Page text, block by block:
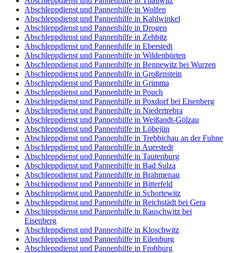
Abschleppdienst und Pannenhilfe in Wolfen
Abschleppdienst und Pannenhilfe in Kahlwinkel
Abschleppdienst und Pannenhilfe in Drogen
Abschleppdienst und Pannenhilfe in Zehbitz
Abschleppdienst und Pannenhilfe in Eberstedt
Abschleppdienst und Pannenhilfe in Wildenbörten
Abschleppdienst und Pannenhilfe in Bennewitz bei Wurzen
Abschleppdienst und Pannenhilfe in Großenstein
Abschleppdienst und Pannenhilfe in Grimma
Abschleppdienst und Pannenhilfe in Pouch
Abschleppdienst und Pannenhilfe in Poxdorf bei Eisenberg
Abschleppdienst und Pannenhilfe in Niedertrebra
Abschleppdienst und Pannenhilfe in Weißandt-Gölzau
Abschleppdienst und Pannenhilfe in Löbejün
Abschleppdienst und Pannenhilfe in Trebbichau an der Fuhne
Abschleppdienst und Pannenhilfe in Auerstedt
Abschleppdienst und Pannenhilfe in Tautenburg
Abschleppdienst und Pannenhilfe in Bad Sulza
Abschleppdienst und Pannenhilfe in Brahmenau
Abschleppdienst und Pannenhilfe in Bitterfeld
Abschleppdienst und Pannenhilfe in Schortewitz
Abschleppdienst und Pannenhilfe in Reichstädt bei Gera
Abschleppdienst und Pannenhilfe in Rauschwitz bei
Eisenberg
Abschleppdienst und Pannenhilfe in Kloschwitz
Abschleppdienst und Pannenhilfe in Eilenburg
Abschleppdienst und Pannenhilfe in Frohburg